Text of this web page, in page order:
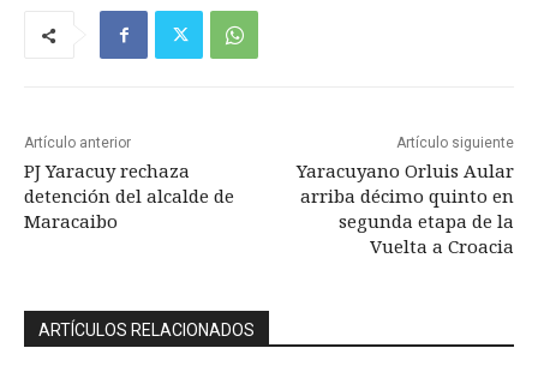
Artículo anterior
PJ Yaracuy rechaza
detención del alcalde de
Maracaibo
Artículo siguiente
Yaracuyano Orluis Aular
arriba décimo quinto en
segunda etapa de la
Vuelta a Croacia
ARTÍCULOS RELACIONADOS